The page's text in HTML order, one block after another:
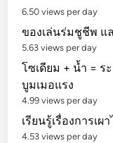
6.50 views per day
ของเล่นร่มชูชีพ แ
5.63 views per day
โซเดียม + น้ำ = ร
บูมเมอแรง
4.99 views per day
เรียนรู้เรื่องการเ
4.53 views per day